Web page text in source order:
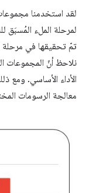
لمرحلة الملء المُسبَق
نلاحظ أنّ المجموعات
الأداء الأساسي. ومع
معالجة الرسومات